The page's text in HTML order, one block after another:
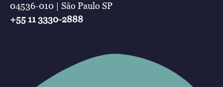
04536-010 | São Paulo SP
+55 11 3330-2888